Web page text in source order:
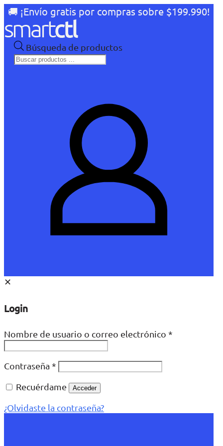
🚚 ¡Envío gratis por compras sobre $199.990!
Búsqueda de productos
✕
Login
Nombre de usuario o correo electrónico *
Contraseña *
Recuérdame
Acceder
¿Olvidaste la contraseña?